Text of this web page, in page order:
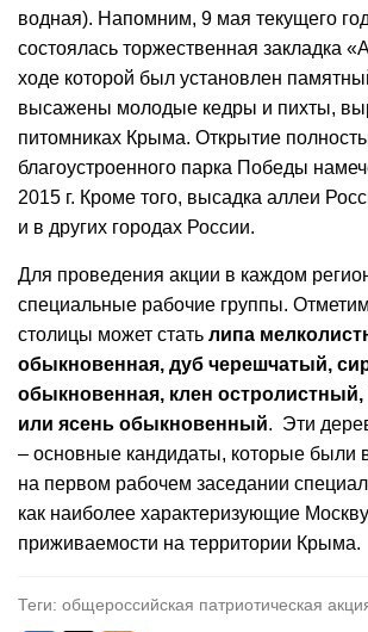
водная). Напомним, 9 мая текущего
состоялась торжественная закладка
ходе которой был установлен
высажены молодые кедры и пихты,
питомниках Крыма. Открытие
благоустроенного парка Победы
2015 г. Кроме того, высадка аллеи
и в других городах России.
Для проведения акции в каждом
специальные рабочие группы.
столицы может стать липа
обыкновенная, дуб черешчатый,
обыкновенная, клен остролистный,
или ясень обыкновенный. Эти
– основные кандидаты, которые были
на первом рабочем заседании
как наиболее характеризующие
приживаемости на территории Крыма.
Теги: общероссийская патриотическая